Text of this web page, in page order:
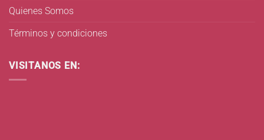
Quienes Somos
Términos y condiciones
VISITANOS EN: